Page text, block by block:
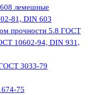
лемешные
81, DIN 603
прочности 5.8 ГОСТ
10602-94, DIN 931,
3033-79
75